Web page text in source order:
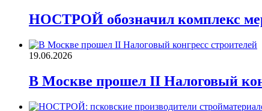
НОСТРОЙ обозначил комплекс мер
19.06.2026
В Москве прошел II Налоговый